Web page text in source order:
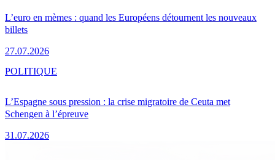
L’euro en mèmes : quand les Européens détournent les nouveaux
billets
27.07.2026
L’Espagne sous pression : la crise migratoire de Ceuta met
Schengen à l’épreuve
31.07.2026
POLITIQUE